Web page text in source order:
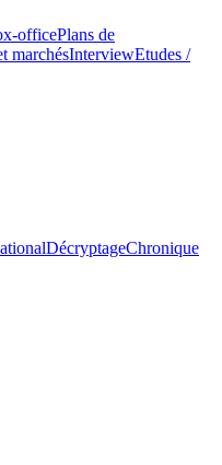
officePlans de
marchésInterviewEtudes /
DécryptageChronique